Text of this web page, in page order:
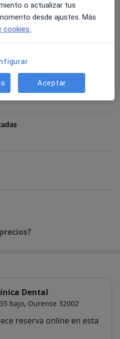
Dental
bajo, Ourense 32002
reserva online en esta
o actualizar tus
desde ajustes. Más
cookies.
Aceptar